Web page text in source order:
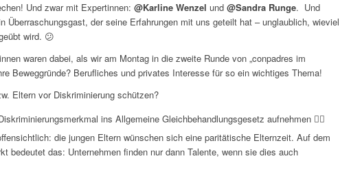
Und zwar mit Expertinnen: @Karline Wenzel und @Sandra Runge. Und
Überraschungsgast, der seine Erfahrungen mit uns geteilt hat – unglaublich, wieviel
wird. 😕
waren dabei, als wir am Montag in die zweite Runde von „conpadres im
Beweggründe? Berufliches und privates Interesse für so ein wichtiges Thema!
Eltern vor Diskriminierung schützen?
ins Allgemeine Gleichbehandlungsgesetz aufnehmen 👩‍⚖️
die jungen Eltern wünschen sich eine paritätische Elternzeit. Auf dem
bedeutet das: Unternehmen finden nur dann Talente, wenn sie dies auch